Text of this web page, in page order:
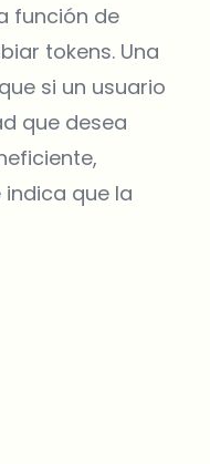
función de
tokens. Una
si un usuario
que desea
que la